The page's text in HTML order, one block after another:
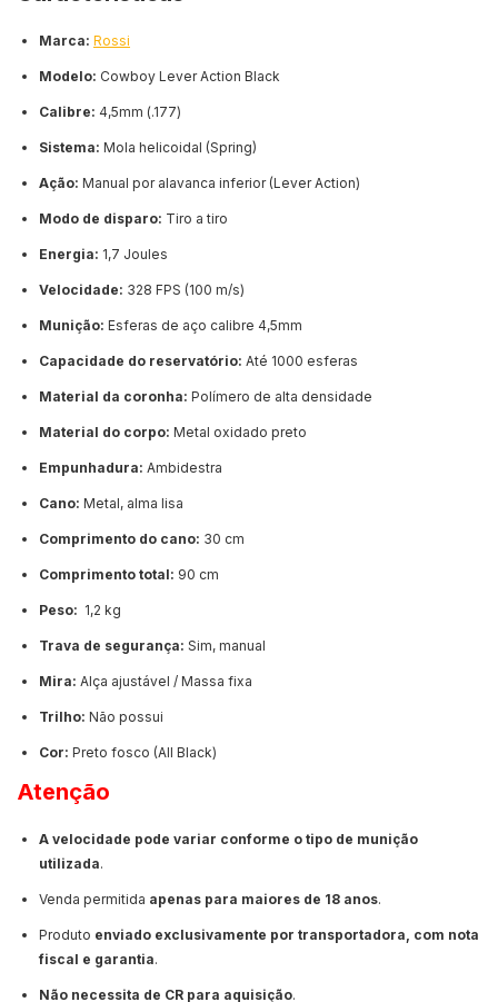
Marca: Rossi
Modelo: Cowboy Lever Action Black
Calibre: 4,5mm (.177)
Sistema: Mola helicoidal (Spring)
Ação: Manual por alavanca inferior (Lever Action)
Modo de disparo: Tiro a tiro
Energia: 1,7 Joules
Velocidade: 328 FPS (100 m/s)
Munição: Esferas de aço calibre 4,5mm
Capacidade do reservatório: Até 1000 esferas
Material da coronha: Polímero de alta densidade
Material do corpo: Metal oxidado preto
Empunhadura: Ambidestra
Cano: Metal, alma lisa
Comprimento do cano: 30 cm
Comprimento total: 90 cm
Peso: 1,2 kg
Trava de segurança: Sim, manual
Mira: Alça ajustável / Massa fixa
Trilho: Não possui
Cor: Preto fosco (All Black)
Atenção
A velocidade pode variar conforme o tipo de munição
utilizada.
Venda permitida apenas para maiores de 18 anos.
Produto enviado exclusivamente por transportadora, com nota
fiscal e garantia.
Não necessita de CR para aquisição.